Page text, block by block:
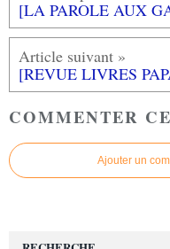
COMMENTER
Ajouter un